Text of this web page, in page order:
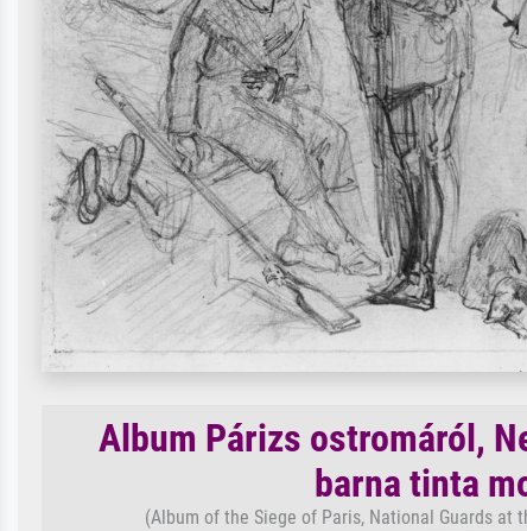
Album Párizs ostromáról,
barna tinta
(Album of the Siege of Paris, National Guards at